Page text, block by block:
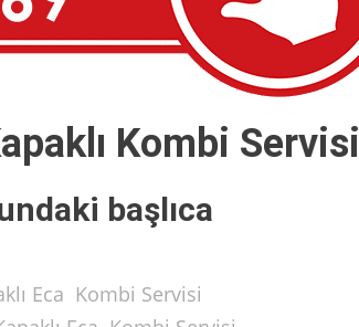
Kombi Servisi
başlıca
Eca Kombi Servisi